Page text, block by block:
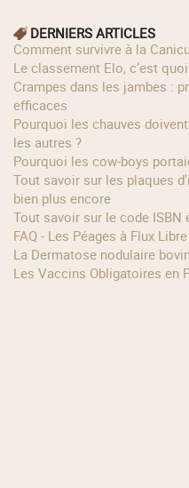
DERNIERS ARTICLES
Comment survivre à la
Le classement Elo, c’est
Crampes dans les jambes : principales causes et solutions
efficaces
Pourquoi les chauves doivent se méfier du soleil bien plus que
les autres ?
Pourquoi les cow‑boys
Tout savoir sur les plaques d'immatriculation françaises et
bien plus encore
Tout savoir sur le code
FAQ - Les Péages à Flux
La Dermatose nodulaire
Les Vaccins Obligatoires en